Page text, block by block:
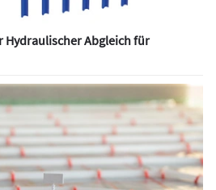
Hydraulischer Abgleich für